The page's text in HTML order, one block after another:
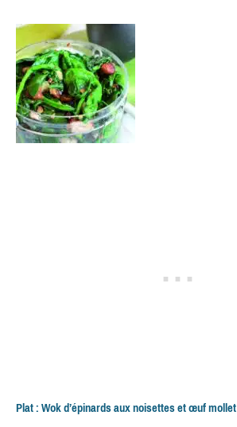
Plat : Wok d’épinards aux noisettes et œuf mollet